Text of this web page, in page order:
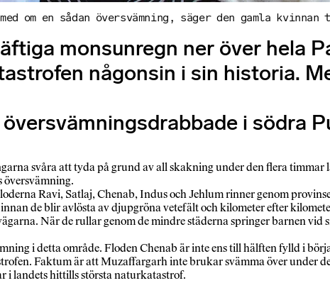
en sådan översvämning, säger den gamla kvinnan
monsunregn ner över hela
någonsin i sin historia.
i södra
svåra att tyda på grund av all skakning under den flera
översvämning.
Ravi, Satlaj, Chenab, Indus och Jehlum rinner genom
de blir avlösta av djupgröna vetefält och kilometer efter
När de rullar genom de mindre städerna springer barnen vid
i detta område. Floden Chenab är inte ens till hälften fylld i
Faktum är att Muzaffargarh inte brukar svämma över under
i landets hittills största naturkatastrof.